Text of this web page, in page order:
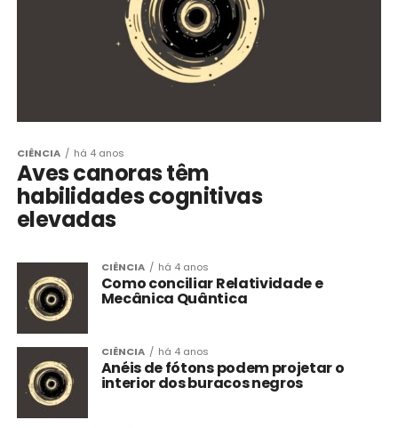
CIÊNCIA há 4 anos
Aves canoras têm
habilidades cognitivas
elevadas
CIÊNCIA há 4 anos
Como conciliar Relatividade e
Mecânica Quântica
CIÊNCIA há 4 anos
Anéis de fótons podem projetar o
interior dos buracos negros